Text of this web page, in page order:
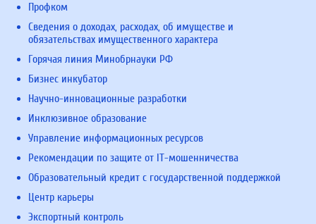
Профком
Сведения о доходах, расходах, об имуществе и
обязательствах имущественного характера
Горячая линия Минобрнауки РФ
Бизнес инкубатор
Научно-инновационные разработки
Инклюзивное образование
Управление информационных ресурсов
Рекомендации по защите от IT-мошенничества
Образовательный кредит с государственной поддержкой
Центр карьеры
Экспортный контроль